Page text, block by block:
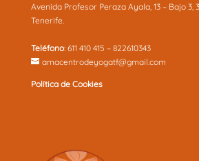
Avenida Profesor Peraza Ayala, 13 – Bajo 3,
Tenerife.
Teléfono: 611 410 415 – 822610343
amacentrodeyogatf@gmail.com
Política de Cookies